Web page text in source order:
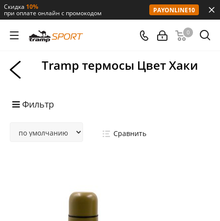
Скидка 10%
при оплате онлайн с промокодом PAYONLINE10
0
Tramp термосы Цвет Хаки
Фильтр
Сравнить